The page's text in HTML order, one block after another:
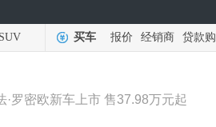
SUV 买车 报价 经销商 贷款购
·罗密欧新车上市 售37.98万元起